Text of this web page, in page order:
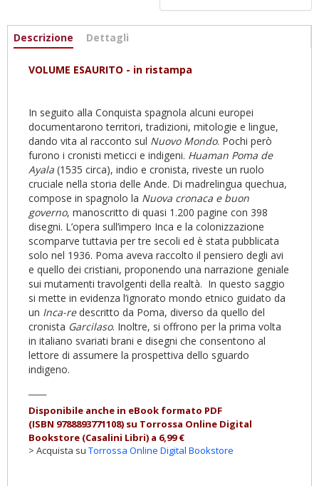
Informazioni
Descrizione (scheda
Dettagli
VOLUME ESAURITO - in ristampa
In seguito alla Conquista spagnola alcuni europei
documentarono territori, tradizioni, mitologie e lingue,
dando vita al racconto sul Nuovo Mondo. Pochi però
furono i cronisti meticci e indigeni. Huaman Poma de
Ayala (1535 circa), indio e cronista, riveste un ruolo
cruciale nella storia delle Ande. Di madrelingua quechua,
compose in spagnolo la Nuova cronaca e buon
governo, manoscritto di quasi 1.200 pagine con 398
disegni. L’opera sull’impero Inca e la colonizzazione
scomparve tuttavia per tre secoli ed è stata pubblicata
solo nel 1936. Poma aveva raccolto il pensiero degli avi
e quello dei cristiani, proponendo una narrazione geniale
sui mutamenti travolgenti della realtà. In questo saggio
si mette in evidenza l’ignorato mondo etnico guidato da
un Inca-redescritto da Poma, diverso da quello del
cronista Garcilaso. Inoltre, si offrono per la prima volta
in italiano svariati brani e disegni che consentono al
lettore di assumere la prospettiva dello sguardo
indigeno.
Disponibile anche in eBook formato PDF
(ISBN 9788893771108) su Torrossa Online Digital
Bookstore (Casalini Libri) a 6,99€
> Acquista su Torrossa Online Digital Bookstore